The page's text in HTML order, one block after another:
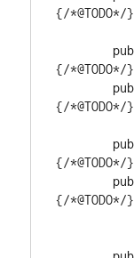
{/*@TODO*/}
{/*@TODO*/}
{/*@TODO*/}
{/*@TODO*/}
{/*@TODO*/}